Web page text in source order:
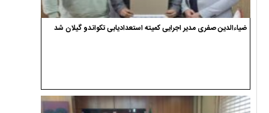
ضیاءالدین صفری مدیر اجرایی کمیته استعدادیابی تکواندو گیلان شد